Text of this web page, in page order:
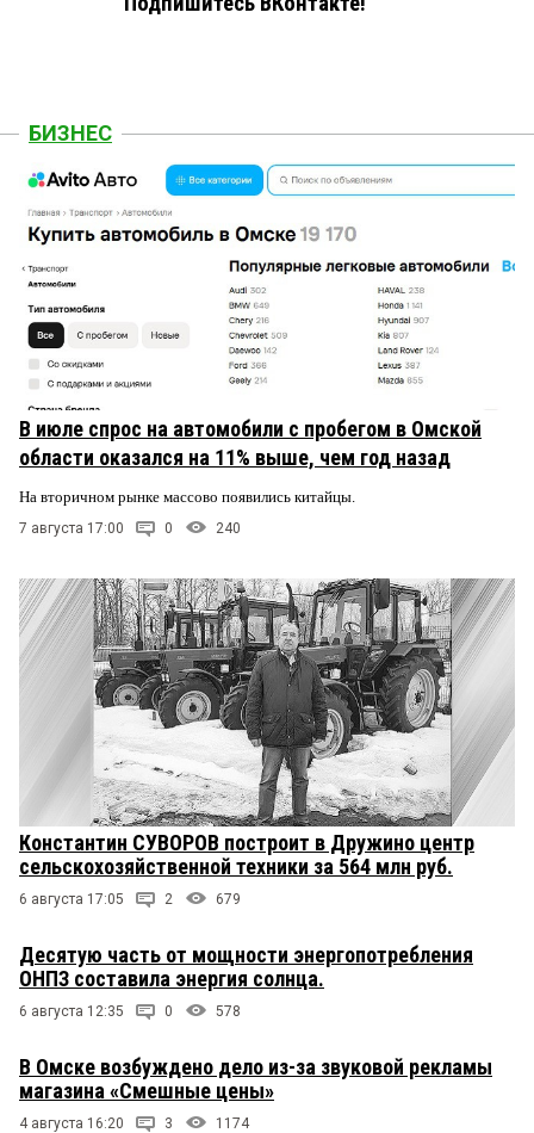
БИЗНЕС
В июле спрос на автомобили с пробегом в Омской
области оказался на 11% выше, чем год назад
На вторичном рынке массово появились китайцы.
7 августа 17:00 0 240
Константин СУВОРОВ построит в Дружино центр
сельскохозяйственной техники за 564 млн руб.
6 августа 17:05 2 679
Десятую часть от мощности энергопотребления
ОНПЗ составила энергия солнца.
6 августа 12:35 0 578
В Омске возбуждено дело из-за звуковой рекламы
магазина «Смешные цены»
4 августа 16:20 3 1174